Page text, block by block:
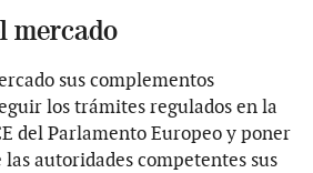
mercado
sus complementos
los trámites regulados en la
del Parlamento Europeo y poner
autoridades competentes sus